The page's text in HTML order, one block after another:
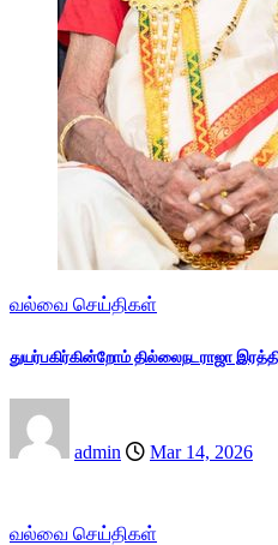
வல்வை செய்திகள்
துயர்பகிர்கின்றோம் தில்லைநடராஜா
admin Mar 14, 2026
வல்வை செய்திகள்